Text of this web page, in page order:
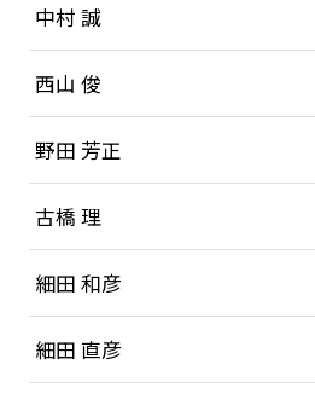
中村 誠
西山 俊
野田 芳正
古橋 理
細田 和彦
細田 直彦